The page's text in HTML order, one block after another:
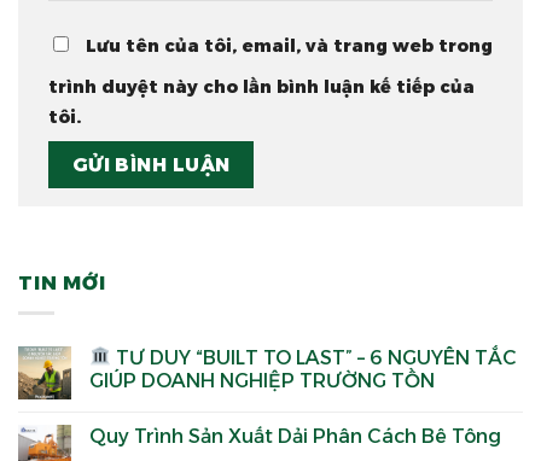
Lưu tên của tôi, email, và trang web trong
trình duyệt này cho lần bình luận kế tiếp của
tôi.
TIN MỚI
TƯ DUY “BUILT TO LAST” – 6 NGUYÊN TẮC
GIÚP DOANH NGHIỆP TRƯỜNG TỒN
Quy Trình Sản Xuất Dải Phân Cách Bê Tông